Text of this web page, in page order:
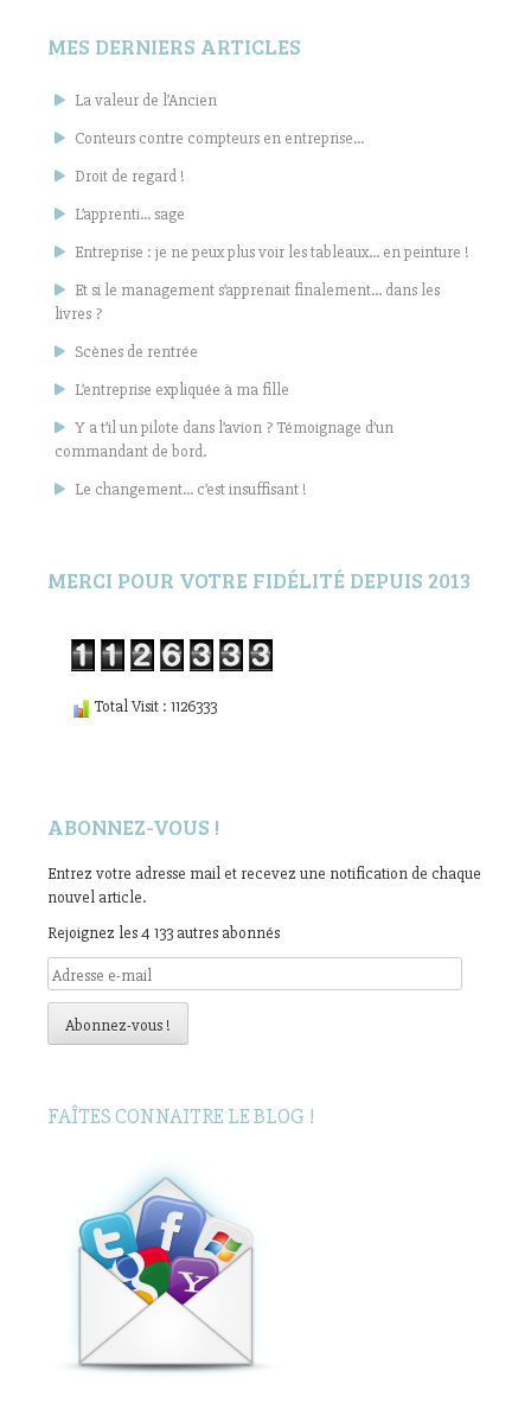
MES DERNIERS ARTICLES
La valeur de l’Ancien
Conteurs contre compteurs en entreprise…
Droit de regard !
L’apprenti… sage
Entreprise : je ne peux plus voir les tableaux… en peinture !
Et si le management s’apprenait finalement… dans les
livres ?
Scènes de rentrée
L’entreprise expliquée à ma fille
Y a t’il un pilote dans l’avion ? Témoignage d’un
commandant de bord.
Le changement… c’est insuffisant !
MERCI POUR VOTRE FIDÉLITÉ DEPUIS 2013
Total Visit : 1126333
ABONNEZ-VOUS !
Entrez votre adresse mail et recevez une notification de chaque
nouvel article.
Rejoignez les 4 133 autres abonnés
Adresse
e-
mailAbonnez-vous !
FAÎTES CONNAITRE LE BLOG !